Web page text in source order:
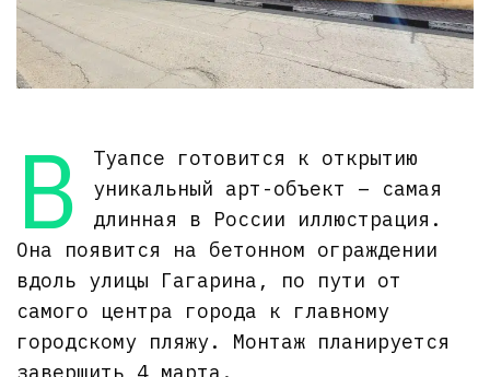
В
Туапсе готовится к открытию
уникальный арт-объект – самая
длинная в России иллюстрация.
Она появится на бетонном ограждении
вдоль улицы Гагарина, по пути от
самого центра города к главному
городскому пляжу. Монтаж планируется